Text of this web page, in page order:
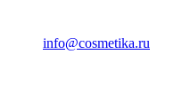
info@cosmetika.ru